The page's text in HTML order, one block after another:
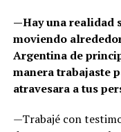
—Hay una realidad
moviendo
Argentina de
manera trabajaste
atravesara a tus
—Trabajé con